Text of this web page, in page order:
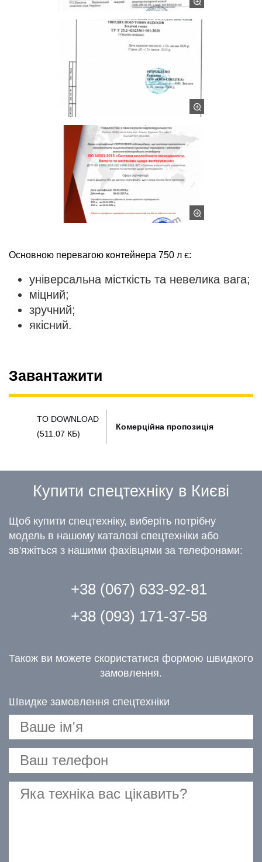
Основною перевагою контейнера 750 л є:
універсальна місткість та невелика вага;
міцний;
зручний;
якісний.
Завантажити
TO DOWNLOAD
(511.07 КБ)
Комерційна пропозиція
Купити спецтехніку в Києві
Щоб купити спецтехніку, виберіть потрібну
модель в нашому каталозі спецтехніки або
зв'яжіться з нашими фахівцями за телефонами:
+38 (067) 633-92-81
+38 (093) 171-37-58
Також ви можете скористатися формою швидкого
замовлення.
Швидке замовлення спецтехніки